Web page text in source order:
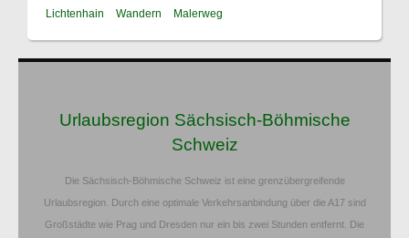
Lichtenhain
Wandern Malerweg
Urlaubsregion Sächsisch-Böhmische
Schweiz
Die Sächsisch-Böhmische Schweiz ist eine grenzübergreifende
Urlaubsregion. Durch eine optimale Verkehrsanbindung über die A17 sind
Großstädte wie Prag und Dresden nur ein bis zwei Stunden entfernt. Die